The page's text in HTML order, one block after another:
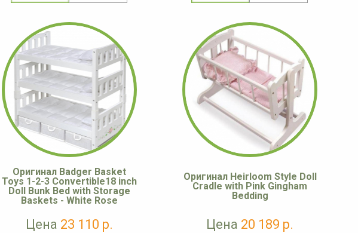
Оригинал Badger Basket
Toys 1-2-3 Convertible18 inch
Doll Bunk Bed with Storage
Baskets - White Rose
Цена 23 110 р.
Оригинал Heirloom Style Doll
Cradle with Pink Gingham
Bedding
Цена 20 189 р.